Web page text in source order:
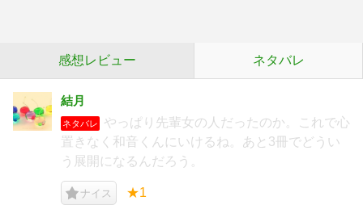
感想レビュー ネタバレ
結月
ネタバレ
やっぱり先輩女の人だったのか。これで心
置きなく和音くんにいけるね。あと3冊でどうい
う展開になるんだろう。
ナイス ★1